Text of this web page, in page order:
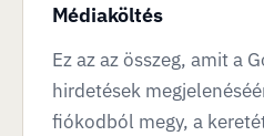
Médiaköltés
Ez az az összeg, amit a
hirdetések
fiókodból megy, a